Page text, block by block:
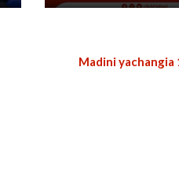
Madini yachangia